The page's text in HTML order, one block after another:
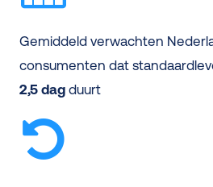
Gemiddeld verwachten
consumenten dat
2,5 dagduurt